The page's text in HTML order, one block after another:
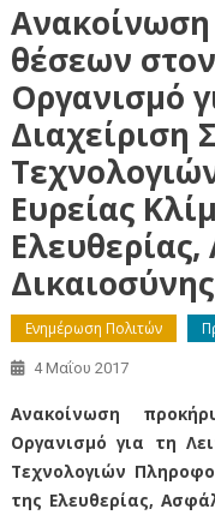
θέσεων
Οργανισμό
Διαχείριση
Ευρείας
Ενημέρωση Πολιτών
4 Μαΐου 2017
Ανακοίνωση
Οργανισμό για τη
Τεχνολογιών
της Ελευθερίας,